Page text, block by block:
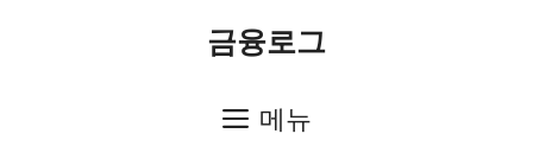
금융로그
메뉴